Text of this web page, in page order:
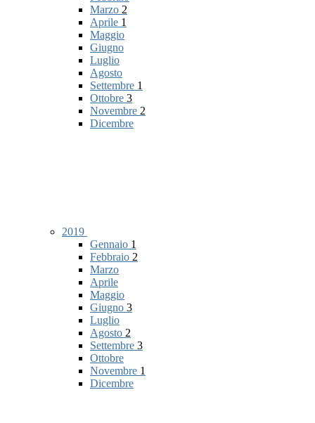
Marzo 2
Aprile 1
Maggio
Giugno
Luglio
Agosto
Settembre 1
Ottobre 3
Novembre 2
Dicembre
2019
Gennaio 1
Febbraio 2
Marzo
Aprile
Maggio
Giugno 3
Luglio
Agosto 2
Settembre 3
Ottobre
Novembre 1
Dicembre